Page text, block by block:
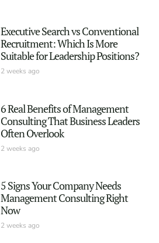
Executive Search vs Conventional
Recruitment: Which Is More
Suitable for Leadership Positions?
2 weeks ago
6 Real Benefits of Management
Consulting That Business Leaders
Often Overlook
2 weeks ago
5 Signs Your Company Needs
Management Consulting Right
Now
2 weeks ago